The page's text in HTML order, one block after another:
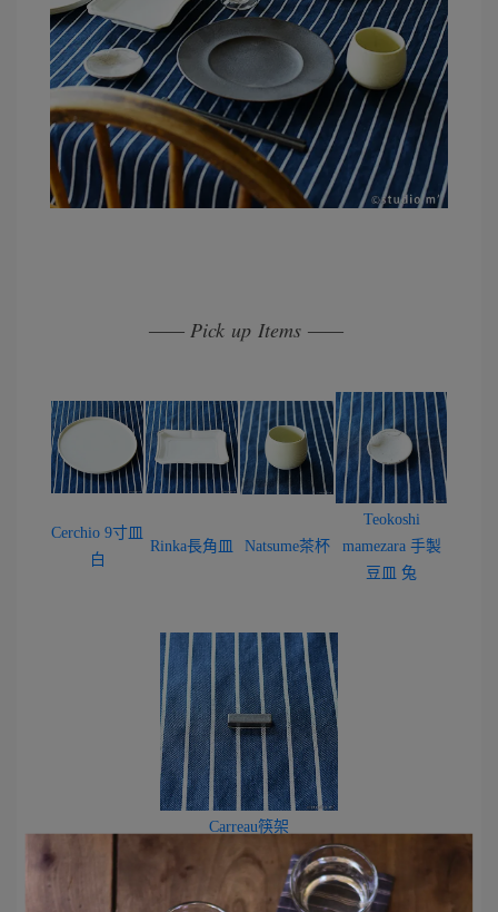
—— Pick up Items ——
Cerchio 9寸皿
白
Rinka長角皿 Natsume茶杯
Teokoshi
mamezara 手製
豆皿 兔
Carreau筷架